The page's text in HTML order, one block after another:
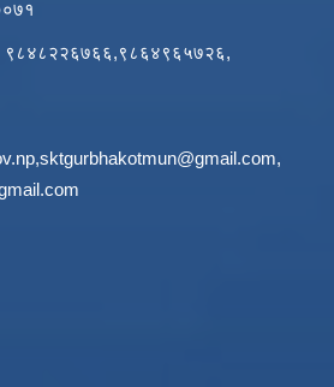
९८४८२२६७६६,९८६४९६५७२६,
,sktgurbhakotmun@gmail.com,